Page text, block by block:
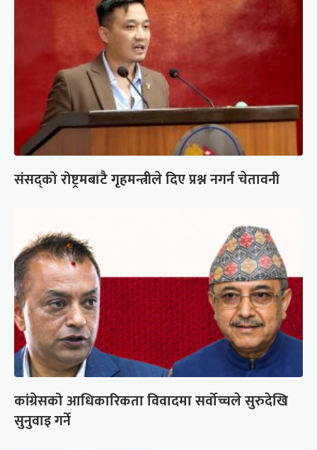
संसद्को रोष्ट्रमबाटै गृहमन्त्रीले दिए प्रश्न नगर्न चेतावनी
कांग्रेसको आधिकारिकता विवादमा सर्वोच्चले सुरुदेखि
सुनुवाइ गर्ने